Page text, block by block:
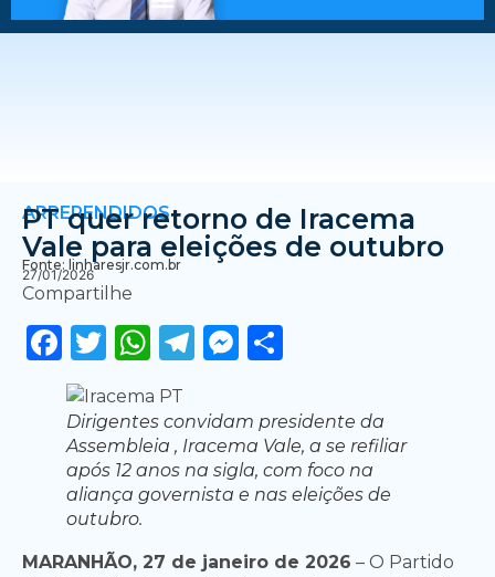
ARREPENDIDOS
PT quer retorno de Iracema
Vale para eleições de outubro
Fonte: linharesjr.com.br
27/01/2026
Compartilhe
Facebook
Twitter
WhatsApp
Telegram
Messenger
Dirigentes convidam presidente da
Assembleia , Iracema Vale, a se refiliar
após 12 anos na sigla, com foco na
aliança governista e nas eleições de
outubro.
MARANHÃO, 27 de janeiro de 2026 – O Partido